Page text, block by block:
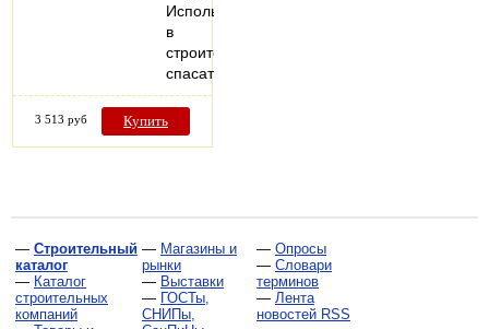
Используются
в
строительных,
спасательных…
3 513 руб Купить
— Строительный
каталог
— Каталог
строительных
компаний
— Магазины и
рынки
— Выставки
— ГОСТы,
СНИПы,
— Опросы
— Словари
терминов
— Лента
новостей RSS